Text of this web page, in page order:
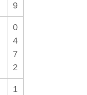
9
0
4
7
2
1